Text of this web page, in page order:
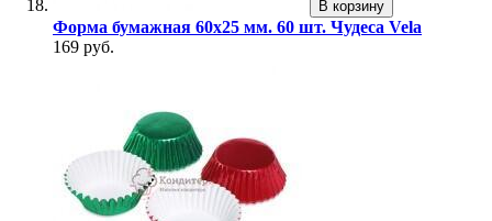
В корзину
Форма бумажная 60х25 мм. 60 шт. Чудеса Vela
169 руб.